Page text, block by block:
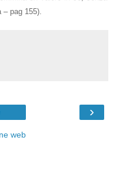
pag 155).
›
web